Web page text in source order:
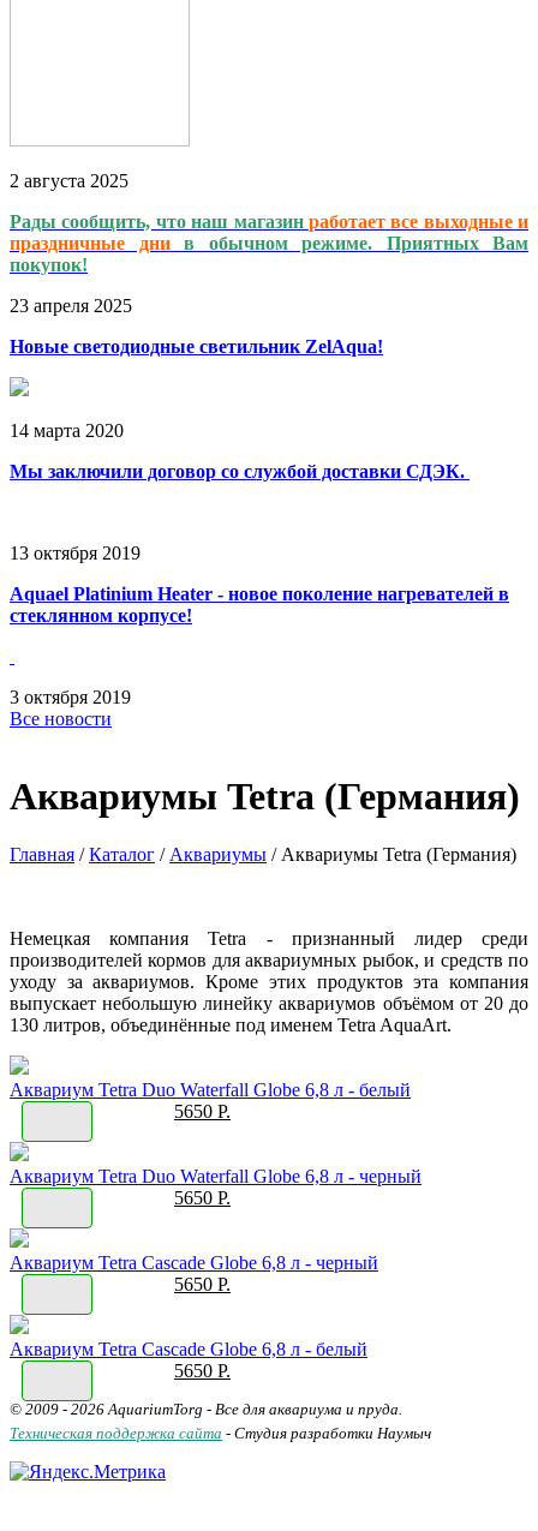
2 августа 2025
Рады сообщить, что наш магазин работает все выходные и
праздничные днив обычном режиме. Приятных Вам
покупок!
23 апреля 2025
Новые светодиодные светильник ZelAqua!
14 марта 2020
Мы заключили договор со службой доставки СДЭК.
13 октября 2019
Aquael Platinium Heater - новое поколение нагревателей в
стеклянном корпусе!
3 октября 2019
Все новости
Аквариумы Tetra (Германия)
Главная /Каталог / Аквариумы / Аквариумы Tetra (Германия)
Немецкая компанияTetra - признанный лидер среди
производителей кормов для аквариумных рыбок, и средств по
уходу за аквариумов. Кроме этих продуктов эта компания
выпускает небольшую линейку аквариумов объёмом от 20 до
130 литров, объединённые под именем Tetra AquaArt.
Аквариум Tetra Duo Waterfall Globe 6,8 л - белый
5650 Р.
Аквариум Tetra Duo Waterfall Globe 6,8 л - черный
5650 Р.
Аквариум Tetra Cascade Globe 6,8 л - черный
5650 Р.
Аквариум Tetra Cascade Globe 6,8 л - белый
5650 Р.
© 2009 - 2026 AquariumTorg - Все для аквариума и пруда.
Техническая поддержка сайта - Студия разработки Наумыч